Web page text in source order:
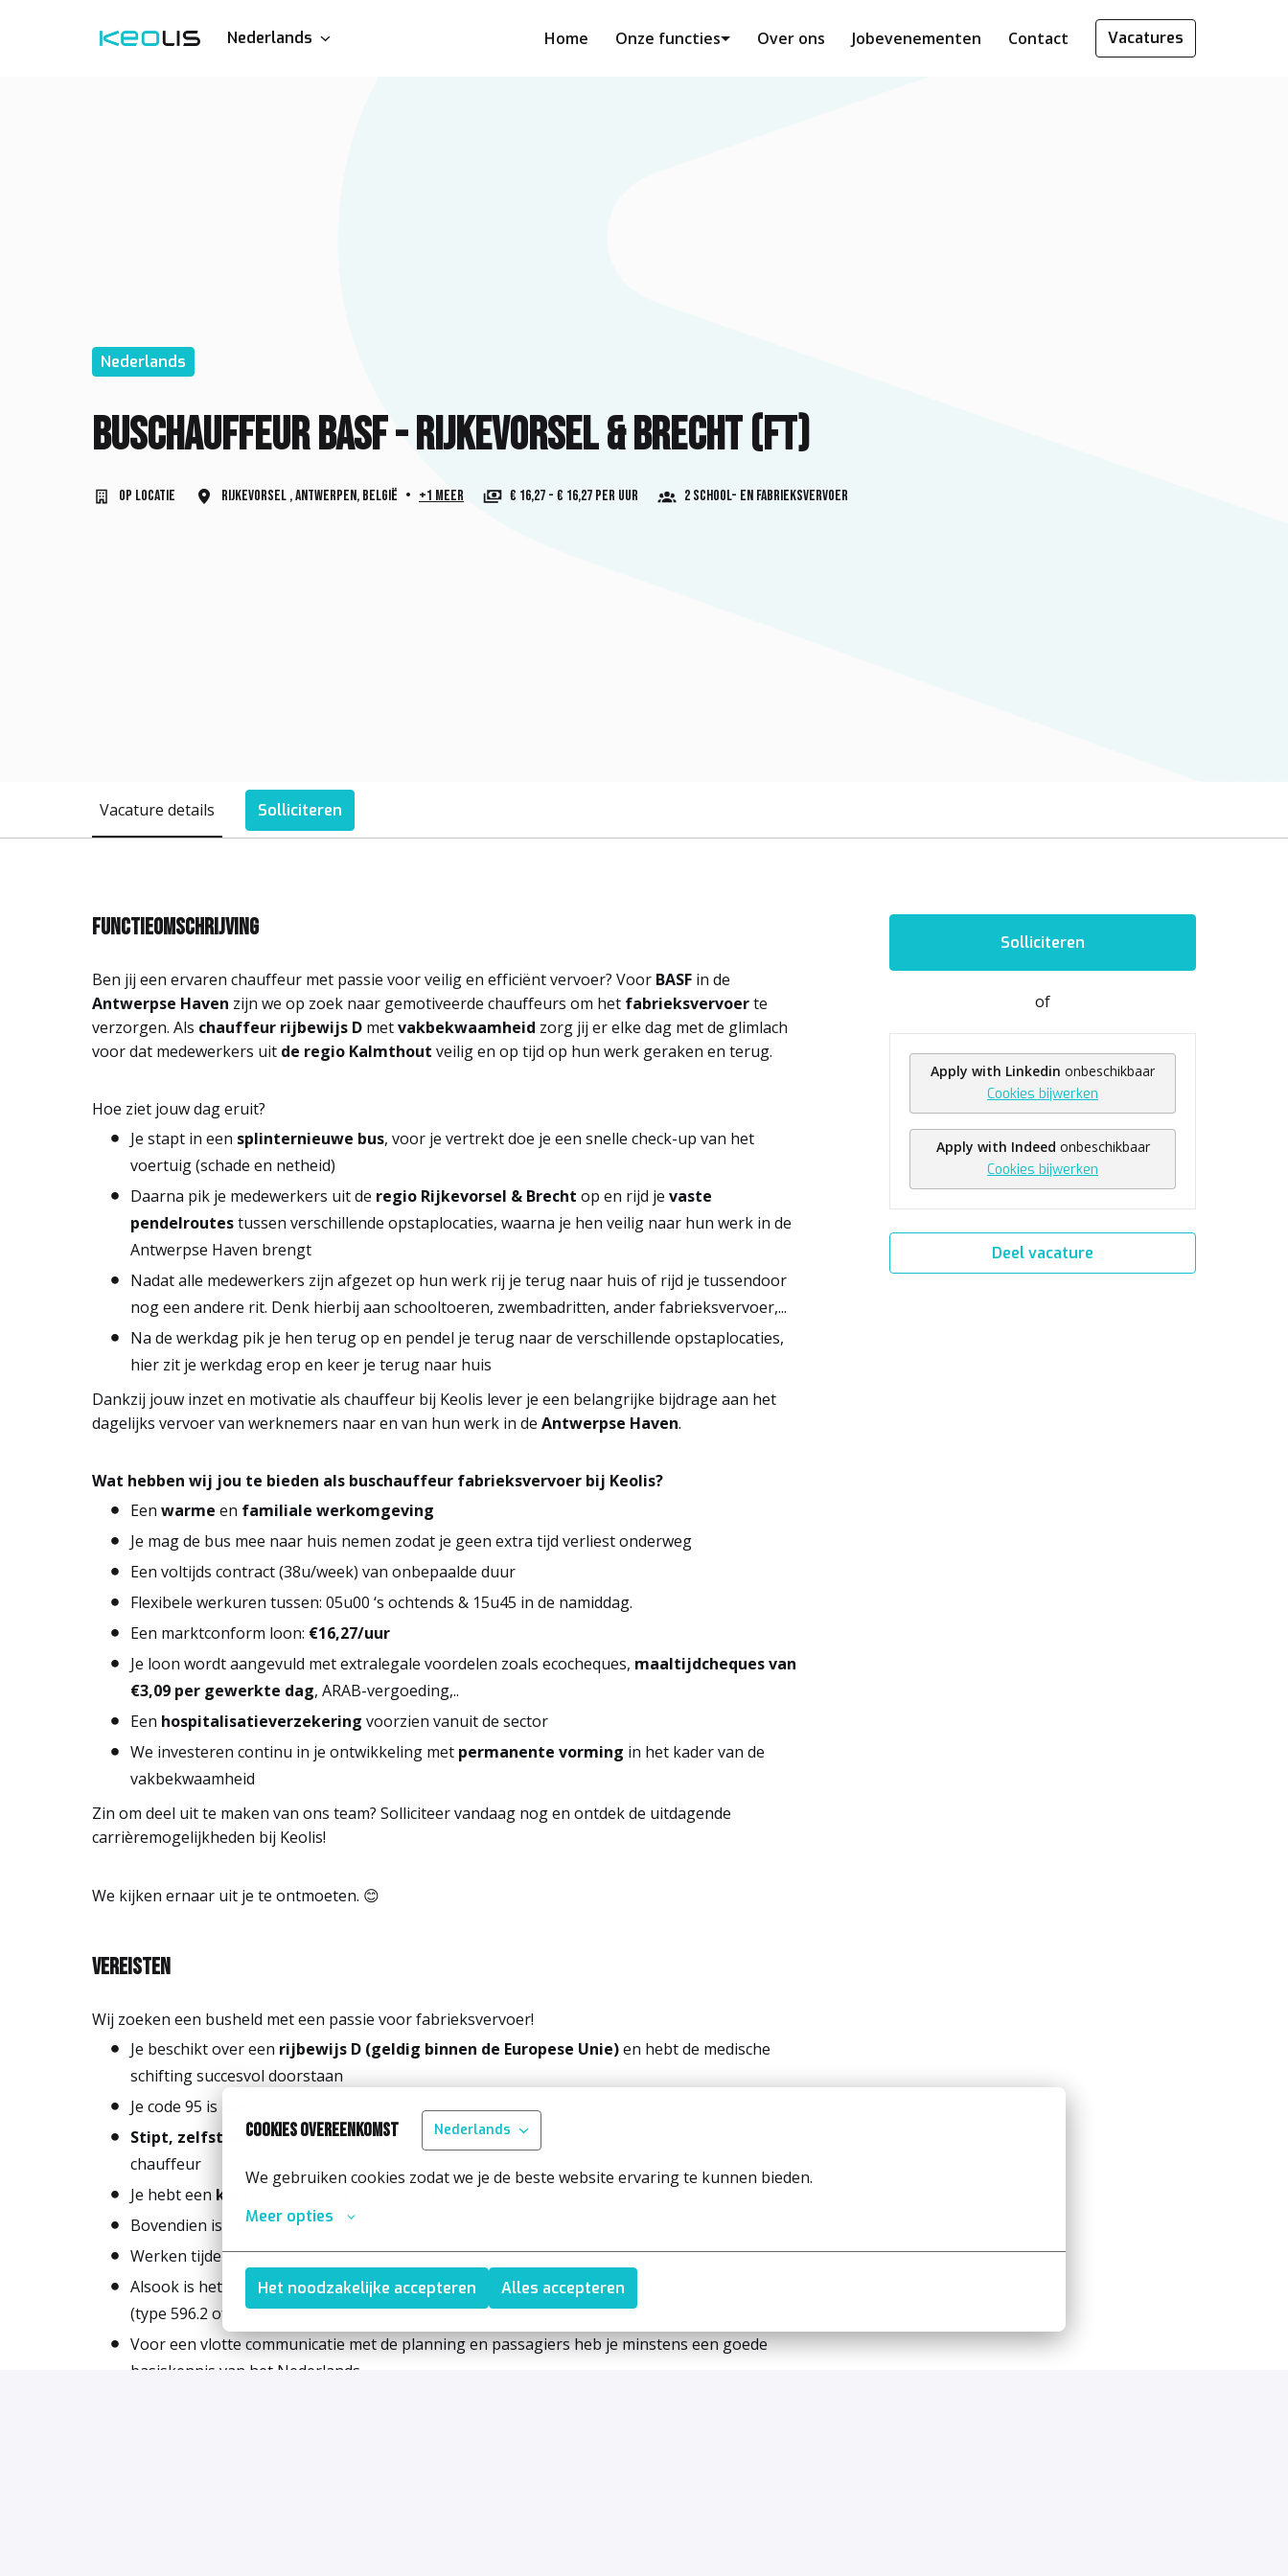
Cookies overeenkomst Nederlands
We gebruiken cookies zodat we je de beste website ervaring te kunnen bieden.
Meer opties
Het noodzakelijke accepteren Alles accepteren
Homepagina Nederlands Home Onze functies Over ons Jobevenementen Contact Vacatures
Nederlands
Buschauffeur BASF - Rijkevorsel & Brecht (FT)
Op locatie Rijkevorsel ,Antwerpen, België • +1 meer € 16,27 - € 16,27 per uur 2 School- en fabrieksvervoer
Vacature details Solliciteren
Functieomschrijving
Ben jij een ervaren chauffeur met passie voor veilig en efficiënt vervoer? Voor BASF in de
Antwerpse Haven zijn we op zoek naar gemotiveerde chauffeurs om het fabrieksvervoerte
verzorgen. Als chauffeur rijbewijs D metvakbekwaamheid zorg jij er elke dag met de glimlach
voor dat medewerkers uit de regio Kalmthout veilig en op tijd op hun werk geraken en terug.
Hoe ziet jouw dag eruit?
Je stapt in een splinternieuwe bus, voor je vertrekt doe je een snelle check-up van het
voertuig (schade en netheid)
Daarna pik je medewerkers uit de regio Rijkevorsel & Brecht op en rijd je vaste
pendelroutestussen verschillende opstaplocaties, waarna je hen veilig naar hun werk in de
Antwerpse Haven brengt
Nadat alle medewerkers zijn afgezet op hun werk rij je terug naar huis of rijd je tussendoor
nog een andere rit. Denk hierbij aan schooltoeren, zwembadritten, ander fabrieksvervoer,...
Na de werkdag pik je hen terug op en pendel je terug naar de verschillende opstaplocaties,
hier zit je werkdag erop en keer je terug naar huis
Dankzij jouw inzet en motivatie als chauffeur bij Keolis lever je een belangrijke bijdrage aan het
dagelijks vervoer van werknemers naar en van hun werk in de Antwerpse Haven.
Wat hebben wij jou te bieden als buschauffeur fabrieksvervoer bij Keolis?
Een warme en familiale werkomgeving
Je mag de bus mee naar huis nemen zodat je geen extra tijd verliest onderweg
Een voltijds contract (38u/week) van onbepaalde duur
Flexibele werkuren tussen: 05u00 ‘s ochtends & 15u45 in de namiddag.
Een marktconform loon: €16,27/uur
Je loon wordt aangevuld met extralegale voordelen zoals ecocheques, maaltijdcheques van
€3,09 per gewerkte dag, ARAB-vergoeding,..
Een hospitalisatieverzekering voorzien vanuit de sector
We investeren continu in je ontwikkeling met permanente vorming in het kader van de
vakbekwaamheid
Zin om deel uit te maken van ons team? Solliciteer vandaag nog en ontdek de uitdagende
carrièremogelijkheden bij Keolis!
We kijken ernaar uit je te ontmoeten. 😊
Vereisten
Wij zoeken een busheld met een passie voor fabrieksvervoer!
Je beschikt over een rijbewijs D (geldig binnen de Europese Unie)en hebt de medische
schifting succesvol doorstaan
Je code 95 is nog geldig, of je bent bereid dit via ons terug in orde te maken
Stipt, zelfstandig en nauwkeurigin je werk, zijn kernwoorden die jou omschrijven als
chauffeur
Je hebt een klantvriendelijke en flexibele
instelling
Bovendien is
betrouwbaarheid
Werken tijdens weekends, feestdagen en vakanties is voor jou geen probleem
Alsook is het belangrijk dat je eenblanco uittreksel van het strafregister
(type 596.2 of attest goed gedrag en zeden model 2)
Voor een vlotte communicatie met de planning en passagiers heb je minstens een goede
basiskennis van het Nederlands
Solliciteren
of
Apply with Linkedin onbeschikbaar
Cookies bijwerken
Apply with Indeed onbeschikbaar
Cookies bijwerken
Deel vacature